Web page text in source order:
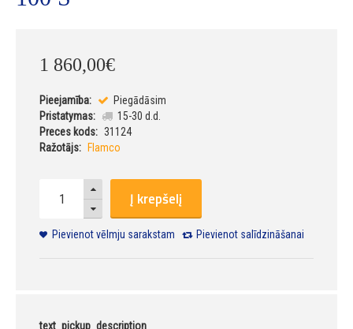
1 860,00€
Pieejamība:
Piegādāsim
Pristatymas:
15-30 d.d.
Preces kods: 31124
Ražotājs:
Flamco
Į krepšelį
Pievienot vēlmju sarakstam Pievienot salīdzināšanai
text_pickup_description